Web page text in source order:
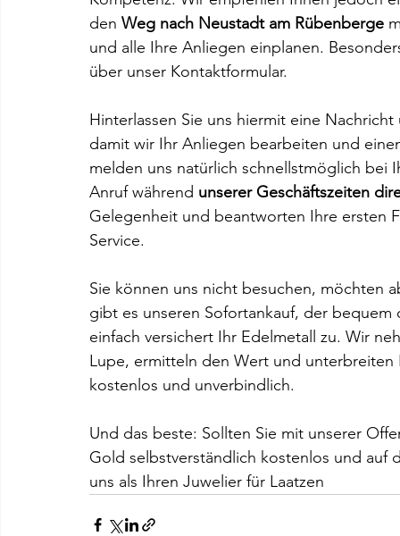
den Weg nach Neustadt am Rübenberge
und alle Ihre Anliegen einplanen.
über unser Kontaktformular.
Hinterlassen Sie uns hiermit eine
damit wir Ihr Anliegen bearbeiten und
melden uns natürlich schnellstmöglich bei
Anruf während unserer Geschäftszeiten
Gelegenheit und beantworten Ihre ersten
Service.
Sie können uns nicht besuchen, möchten
gibt es unseren Sofortankauf, der
einfach versichert Ihr Edelmetall zu. Wir
Lupe, ermitteln den Wert und
kostenlos und unverbindlich.
Und das beste: Sollten Sie mit unserer
Gold selbstverständlich kostenlos und auf
uns als Ihren Juwelier für Laatzen